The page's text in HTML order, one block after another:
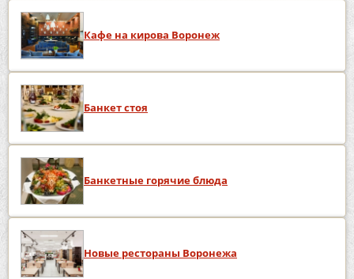
Кафе на кирова Воронеж
Банкет стоя
Банкетные горячие блюда
Новые рестораны Воронежа